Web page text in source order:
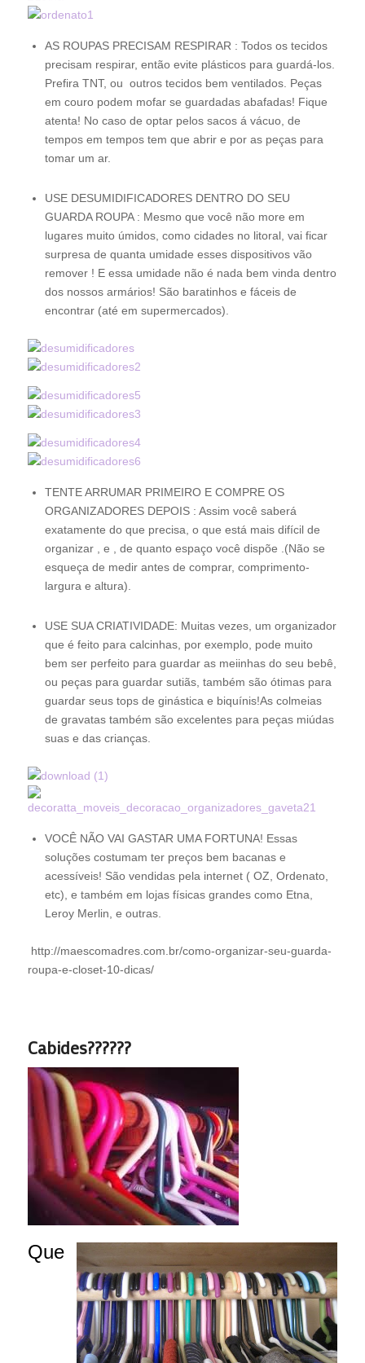
AS ROUPAS PRECISAM RESPIRAR : Todos os tecidos
precisam respirar, então evite plásticos para guardá-los.
Prefira TNT, ou outros tecidos bem ventilados. Peças
em couro podem mofar se guardadas abafadas! Fique
atenta! No caso de optar pelos sacos á vácuo, de
tempos em tempos tem que abrir e por as peças para
tomar um ar.
USE DESUMIDIFICADORES DENTRO DO SEU
GUARDA ROUPA : Mesmo que você não more em
lugares muito úmidos, como cidades no litoral, vai ficar
surpresa de quanta umidade esses dispositivos vão
remover ! E essa umidade não é nada bem vinda dentro
dos nossos armários! São baratinhos e fáceis de
encontrar (até em supermercados).
TENTE ARRUMAR PRIMEIRO E COMPRE OS
ORGANIZADORES DEPOIS : Assim você saberá
exatamente do que precisa, o que está mais difícil de
organizar , e , de quanto espaço você dispõe .(Não se
esqueça de medir antes de comprar, comprimento-
largura e altura).
USE SUA CRIATIVIDADE: Muitas vezes, um organizador
que é feito para calcinhas, por exemplo, pode muito
bem ser perfeito para guardar as meiinhas do seu bebê,
ou peças para guardar sutiãs, também são ótimas para
guardar seus tops de ginástica e biquínis!As colmeias
de gravatas também são excelentes para peças miúdas
suas e das crianças.
VOCÊ NÃO VAI GASTAR UMA FORTUNA! Essas
soluções costumam ter preços bem bacanas e
acessíveis! São vendidas pela internet ( OZ, Ordenato,
etc), e também em lojas físicas grandes como Etna,
Leroy Merlin, e outras.
http://maescomadres.com.br/como-organizar-seu-guarda-
roupa-e-closet-10-dicas/
Cabides??????
Que